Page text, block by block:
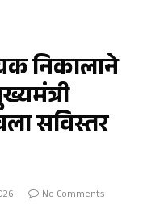
निकालाने
सविस्तर
No Comments